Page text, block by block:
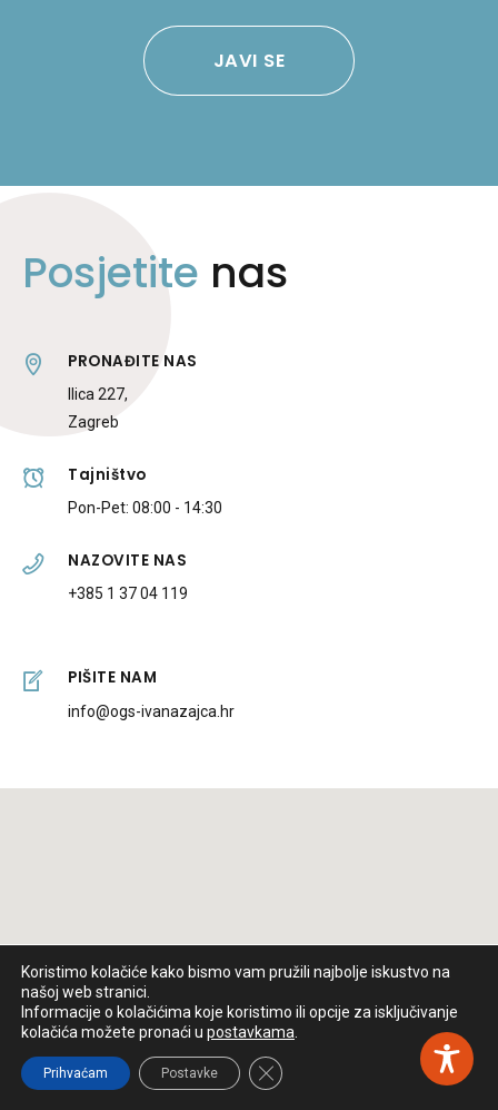
JAVI SE
Posjetite nas
PRONAĐITE NAS
Ilica 227,
Zagreb
Tajništvo
Pon-Pet: 08:00 - 14:30
NAZOVITE NAS
+385 1 37 04 119
PIŠITE NAM
info@ogs-ivanazajca.hr
Koristimo kolačiće kako bismo vam pružili najbolje iskustvo na
našoj web stranici.
Informacije o kolačićima koje koristimo ili opcije za isključivanje
kolačića možete pronaći u postavkama
Prihvaćam Postavke Close GDPR Cookie Banner